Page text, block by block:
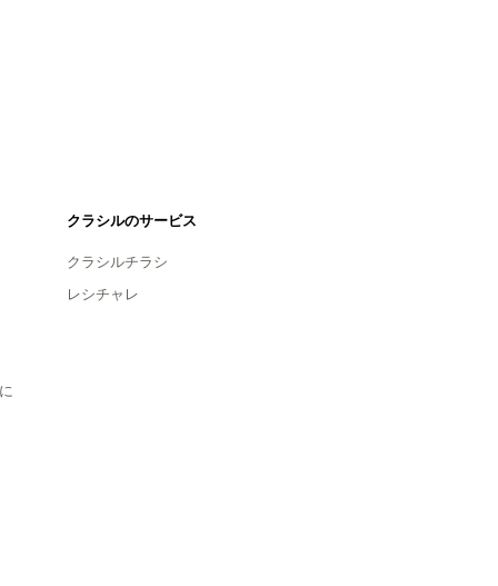
クラシルのサービス
クラシルチラシ
レシチャレ